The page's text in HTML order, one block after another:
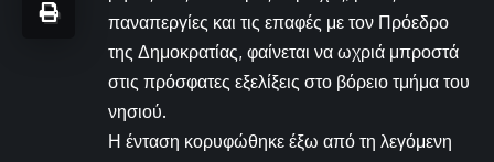
παναπεργίες και τις επαφές με τον Πρόεδρο
της Δημοκρατίας, φαίνεται να ωχριά μπροστά
στις πρόσφατες εξελίξεις στο βόρειο τμήμα του
νησιού.
Η ένταση κορυφώθηκε έξω από τη λεγόμενη